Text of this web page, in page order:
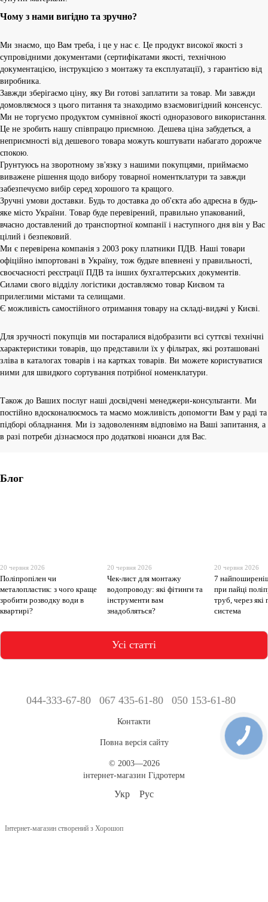
Чому з нами вигідно та зручно?
Ми знаємо, що Вам треба, і це у нас є. Це продукт високої якості з
супровідними документами (сертифікатами якості, технічною
документацією, інструкцією з монтажу та експлуатації), з гарантією від
виробника.
Завжди зберігаємо ціну, яку Ви готові заплатити за товар. Ми завжди
домовляємося з цього питання та знаходимо взаємовигідний консенсус.
Ми не торгуємо продуктом сумнівної якості одноразового використання.
Це не зробить нашу співпрацю приємною. Дешева ціна забудеться, а
неприємності від дешевого товара можуть коштувати набагато дорожче
спокою.
Грунтуюсь на зворотному зв'язку з нашими покупцями, приймаємо
виважене рішення щодо вибору товарної номентклатури та завжди
забезпечуємо вибір серед хорошого та кращого.
Зручні умови доставки. Будь то доставка до об'єкта або адресна в будь-
яке місто України. Товар буде перевірений, правильно упакований,
вчасно доставлений до транспортної компанії і наступного дня він у Вас
цілий і безпековий.
Ми є перевірена компанія з 2003 року платники ПДВ. Наші товари
офіційно імпортовані в Україну, тож будьте впевнені у правильності,
своєчасності реєстрації ПДВ та інших бухгалтерських документів.
Силами свого відділу логістики доставляємо товар Києвом та
прилеглими містами та селищами.
Є можливість самостійного отримання товару на складі-видачі у Києві.
Для зручності покупців ми постаралися відобразити всі суттєві технічні
характеристики товарів, що представили їх у фільтрах, які розташовані
зліва в каталогах товарів і на картках товарів. Ви можете користуватися
ними для швидкого сортування потрібної номенклатури.
Також до Ваших послуг наші досвідчені менеджери-консультанти. Ми
постійно вдосконалюємось та маємо можливість допомогти Вам у раді та
підборі обладнання. Ми із задоволенням відповімо на Ваші запитання, а
в разі потреби дізнаємося про додаткові нюанси для Вас.
Блог
20 червня 2026
Поліпропілен чи
металопластик: з чого краще
зробити розводку води в
квартирі?
20 червня 2026
Чек-лист для монтажу
водопроводу: які фітинги та
інструменти вам
знадобляться?
20 червня 2026
7
при пайці
труб, через які
система
Усі статті
044-333-67-80 067 435-61-80 050 153-61-80
Контакти
Повна версія сайту
© 2003—2026
інтернет-магазин Гідротерм
Укр Рус
Інтернет-магазин створений з Хорошоп